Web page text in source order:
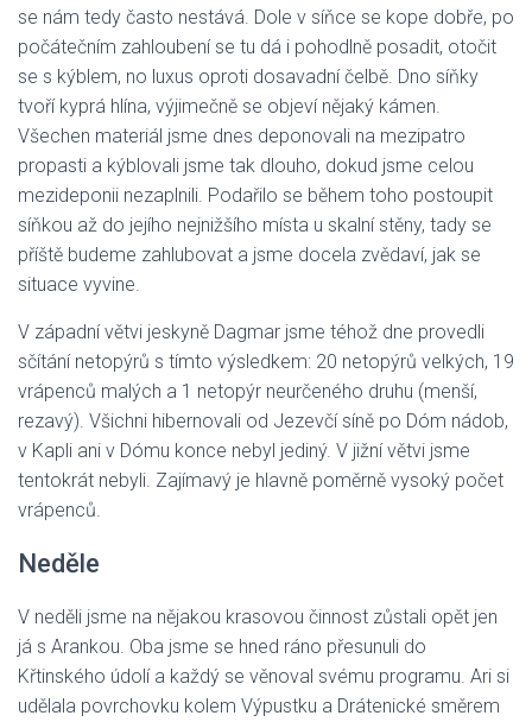
se nám tedy často nestává. Dole v síňce se kope dobře, po
počátečním zahloubení se tu dá i pohodlně posadit, otočit
se s kýblem, no luxus oproti dosavadní čelbě. Dno síňky
tvoří kyprá hlína, výjimečně se objeví nějaký kámen.
Všechen materiál jsme dnes deponovali na mezipatro
propasti a kýblovali jsme tak dlouho, dokud jsme celou
mezideponii nezaplnili. Podařilo se během toho postoupit
síňkou až do jejího nejnižšího místa u skalní stěny, tady se
příště budeme zahlubovat a jsme docela zvědaví, jak se
situace vyvine.
V západní větvi jeskyně Dagmar jsme téhož dne provedli
sčítání netopýrů s tímto výsledkem: 20 netopýrů velkých, 19
vrápenců malých a 1 netopýr neurčeného druhu (menší,
rezavý). Všichni hibernovali od Jezevčí síně po Dóm nádob,
v Kapli ani v Dómu konce nebyl jediný. V jižní větvi jsme
tentokrát nebyli. Zajímavý je hlavně poměrně vysoký počet
vrápenců.
Neděle
V neděli jsme na nějakou krasovou činnost zůstali opět jen
já s Arankou. Oba jsme se hned ráno přesunuli do
Křtinského údolí a každý se věnoval svému programu. Ari si
udělala povrchovku kolem Výpustku a Drátenické směrem